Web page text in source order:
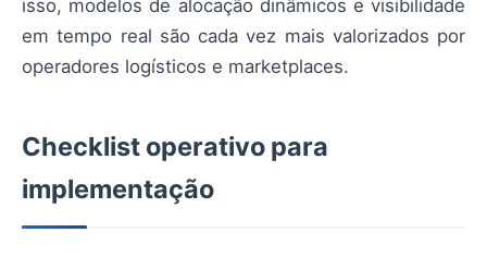
isso, modelos de alocação dinâmicos e visibilidade
em tempo real são cada vez mais valorizados por
operadores logísticos e marketplaces.
Checklist operativo para
implementação